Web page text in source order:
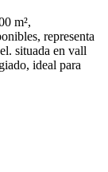
m²,
representa
situada en vall
ideal para